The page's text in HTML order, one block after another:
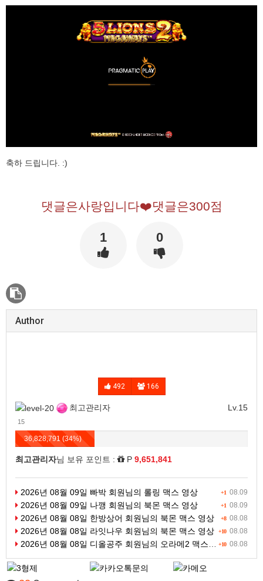
축하 드립니다. :)
댓글은사랑입니다❤️댓글은300점
1 0
Author
492 166
Lv.15
최고관리자
15
36,828,791 (34%)
최고관리자님 보유 포인트 : P 9,651,841
+1 08.09
2026년 08월 09일 빠박 회원님의 롤링 맥스 영상
+1 08.09
2026년 08월 09일 나깽 회원님의 북몬 맥스 영상
+8 08.08
2026년 08월 08일 한방상어 회원님의 북몬 맥스 영상
+10 08.08
2026년 08월 08일 라잇나우 회원님의 북몬 맥스 영상
+10 08.08
2026년 08월 08일 디올공주 회원님의 오라메2 맥스 영상